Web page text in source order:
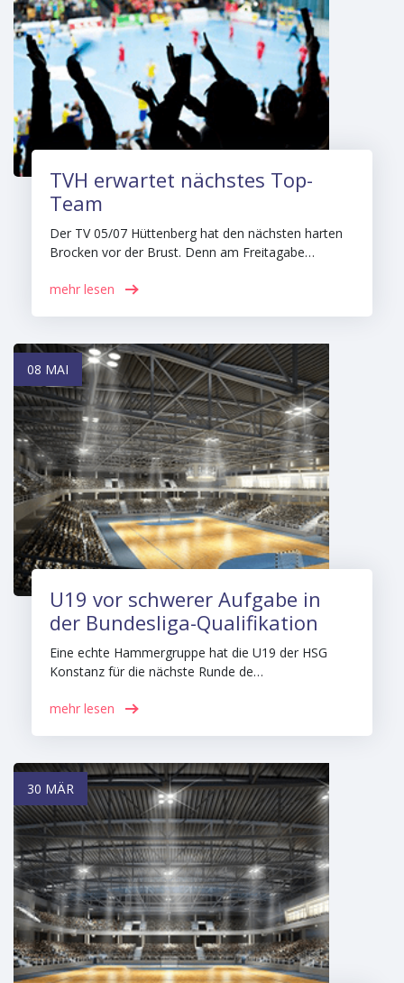
TVH erwartet nächstes Top-
Team
Der TV 05/07 Hüttenberg hat den nächsten harten
Brocken vor der Brust. Denn am Freitagabe…
mehr lesen
08 MAI
U19 vor schwerer Aufgabe in
der Bundesliga-Qualifikation
Eine echte Hammergruppe hat die U19 der HSG
Konstanz für die nächste Runde de…
mehr lesen
30 MÄR